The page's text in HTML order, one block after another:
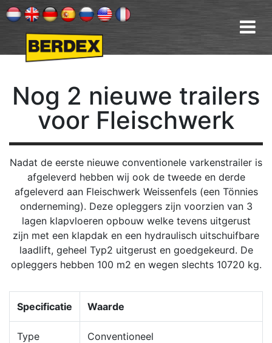
Nog 2 nieuwe trailers
voor Fleischwerk
Nadat de eerste nieuwe conventionele varkenstrailer is
afgeleverd hebben wij ook de tweede en derde
afgeleverd aan Fleischwerk Weissenfels (een Tönnies
onderneming). Deze opleggers zijn voorzien van 3
lagen klapvloeren opbouw welke tevens uitgerust
zijn met een klapdak en een hydraulisch uitschuifbare
laadlift, geheel Typ2 uitgerust en goedgekeurd. De
opleggers hebben 100 m2 en wegen slechts 10720 kg.
Specificatie Waarde
Type
Conventioneel